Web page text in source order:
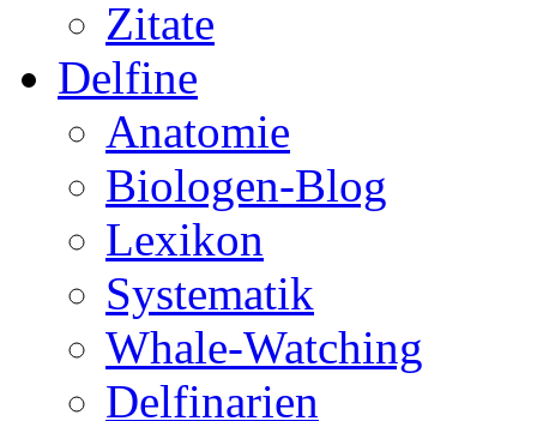
Zitate
Delfine
Anatomie
Biologen-Blog
Lexikon
Systematik
Whale-Watching
Delfinarien